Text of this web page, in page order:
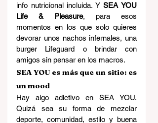
info nutricional incluida. Y SEA YOU
Life & Pleasure, para esos
momentos en los que solo quieres
devorar unos nachos infernales, una
burger Lifeguard o brindar con
amigos sin pensar en los macros.
SEA YOU es más que un sitio: es
un mood
Hay algo adictivo en SEA YOU.
Quizá sea su forma de mezclar
deporte, comunidad, estilo y buena